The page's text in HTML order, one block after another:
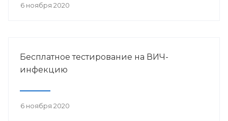
6 ноября 2020
Бесплатное тестирование на ВИЧ-
инфекцию
6 ноября 2020